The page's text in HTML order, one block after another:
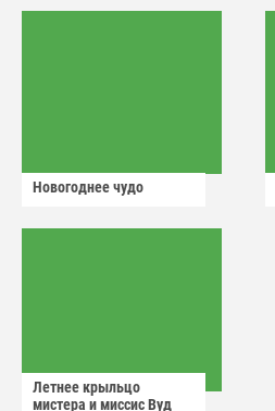
Новогоднее чудо
Летнее крыльцо
мистера и миссис Вуд